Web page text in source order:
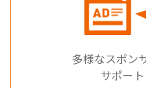
多様なスポン
サポート